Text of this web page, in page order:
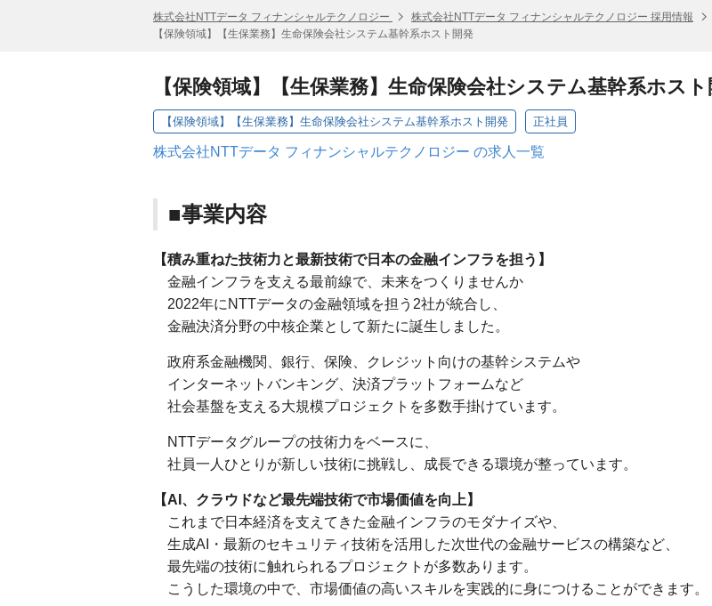
株式会社NTTデータ フィナンシャルテクノロジー 株式会社NTTデータ フィナンシャルテクノロジー 採用情報
【保険領域】【生保業務】生命保険会社システム基幹系ホスト開発
【保険領域】【生保業務】生命保険会社システム基幹系ホス
【保険領域】【生保業務】生命保険会社システム基幹系ホスト開発 正社員
株式会社NTTデータ フィナンシャルテクノロジー の求人一覧
■事業内容
【積み重ねた技術力と最新技術で日本の金融インフラを担う】
金融インフラを支える最前線で、未来をつくりませんか
2022年にNTTデータの金融領域を担う2社が統合し、
金融決済分野の中核企業として新たに誕生しました。
政府系金融機関、銀行、保険、クレジット向けの基幹システムや
インターネットバンキング、決済プラットフォームなど
社会基盤を支える大規模プロジェクトを多数手掛けています。
NTTデータグループの技術力をベースに、
社員一人ひとりが新しい技術に挑戦し、成長できる環境が整っています。
【AI、クラウドなど最先端技術で市場価値を向上】
これまで日本経済を支えてきた金融インフラのモダナイズや、
生成AI・最新のセキュリティ技術を活用した次世代の金融サービスの構築など、
最先端の技術に触れられるプロジェクトが多数あります。
こうした環境の中で、市場価値の高いスキルを実践的に身につけることができます。